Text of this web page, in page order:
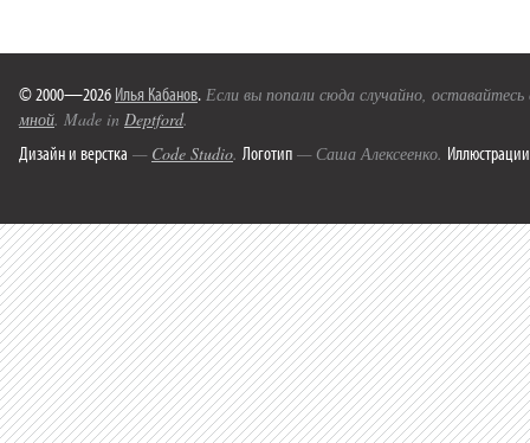
© 2000—2026 Илья Кабанов. Если вы попали сюда случайно,
мной. Made in Deptford.
Дизайн и верстка — Code Studio. Логотип — Саша Алексеенко. Иллюстрации